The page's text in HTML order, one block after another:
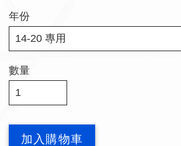
年份
數量
加入購物車